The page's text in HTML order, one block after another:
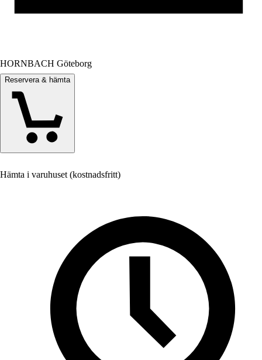
HORNBACH Göteborg
Reservera & hämta
Hämta i varuhuset (kostnadsfritt)